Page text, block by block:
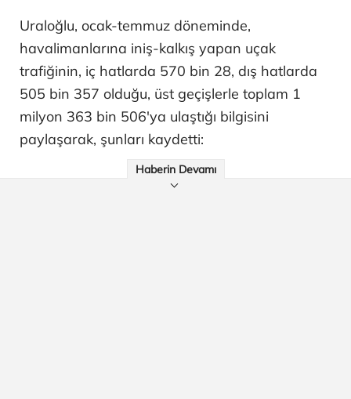
Uraloğlu, ocak-temmuz döneminde,
havalimanlarına iniş-kalkış yapan uçak
trafiğinin, iç hatlarda 570 bin 28, dış hatlarda
505 bin 357 olduğu, üst geçişlerle toplam 1
milyon 363 bin 506'ya ulaştığı bilgisini
paylaşarak, şunları kaydetti:
Haberin Devamı